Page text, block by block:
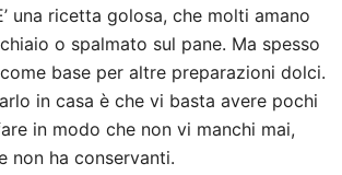
una ricetta golosa, che molti amano
o spalmato sul pane. Ma spesso
base per altre preparazioni dolci.
in casa è che vi basta avere pochi
in modo che non vi manchi mai,
non ha conservanti.